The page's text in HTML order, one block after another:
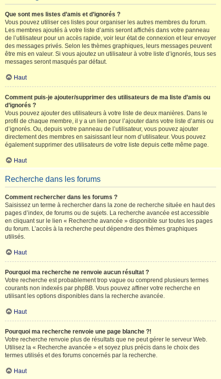
Que sont mes listes d’amis et d’ignorés ?
Vous pouvez utiliser ces listes pour organiser les autres membres du forum.
Les membres ajoutés à votre liste d’amis seront affichés dans votre panneau
de l’utilisateur pour un accès rapide, voir leur état de connexion et leur envoyer
des messages privés. Selon les thèmes graphiques, leurs messages peuvent
être mis en valeur. Si vous ajoutez un utilisateur à votre liste d’ignorés, tous ses
messages seront masqués par défaut.
Haut
Comment puis-je ajouter/supprimer des utilisateurs de ma liste d’amis ou
d’ignorés ?
Vous pouvez ajouter des utilisateurs à votre liste de deux manières. Dans le
profil de chaque membre, il y a un lien pour l’ajouter dans votre liste d’amis ou
d’ignorés. Ou, depuis votre panneau de l’utilisateur, vous pouvez ajouter
directement des membres en saisissant leur nom d’utilisateur. Vous pouvez
également supprimer des utilisateurs de votre liste depuis cette même page.
Haut
Recherche dans les forums
Comment rechercher dans les forums ?
Saisissez un terme à rechercher dans la zone de recherche située en haut des
pages d’index, de forums ou de sujets. La recherche avancée est accessible
en cliquant sur le lien « Recherche avancée » disponible sur toutes les pages
du forum. L’accès à la recherche peut dépendre des thèmes graphiques
utilisés.
Haut
Pourquoi ma recherche ne renvoie aucun résultat ?
Votre recherche est probablement trop vague ou comprend plusieurs termes
courants non indexés par phpBB. Vous pouvez affiner votre recherche en
utilisant les options disponibles dans la recherche avancée.
Haut
Pourquoi ma recherche renvoie une page blanche ?!
Votre recherche renvoie plus de résultats que ne peut gérer le serveur Web.
Utilisez la « Recherche avancée » et soyez plus précis dans le choix des
termes utilisés et des forums concernés par la recherche.
Haut